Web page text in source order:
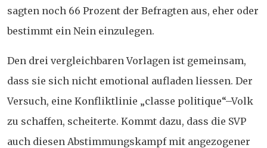
sagten noch 66 Prozent der Befragten aus, eher oder
bestimmt ein Nein einzulegen.
Den drei vergleichbaren Vorlagen ist gemeinsam,
dass sie sich nicht emotional aufladen liessen. Der
Versuch, eine Konfliktlinie „classe politique“–Volk
zu schaffen, scheiterte. Kommt dazu, dass die SVP
auch diesen Abstimmungskampf mit angezogener